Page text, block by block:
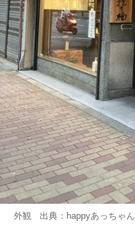
外観 出典： happyあっちゃん